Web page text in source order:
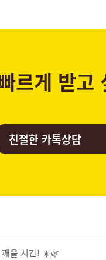
르게 받고
친절한 카톡상담
깨울 시간! ☀️🌿